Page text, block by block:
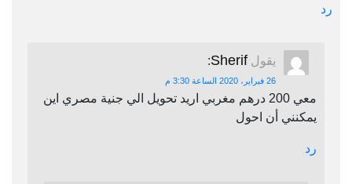
رد
يقول Sherif
:
26 فبراير، 2020 الساعة 3:30 م
معي 200 درهم مغربي اريد تحويل الي جنية مصري اين
يمكنني أن احول
رد